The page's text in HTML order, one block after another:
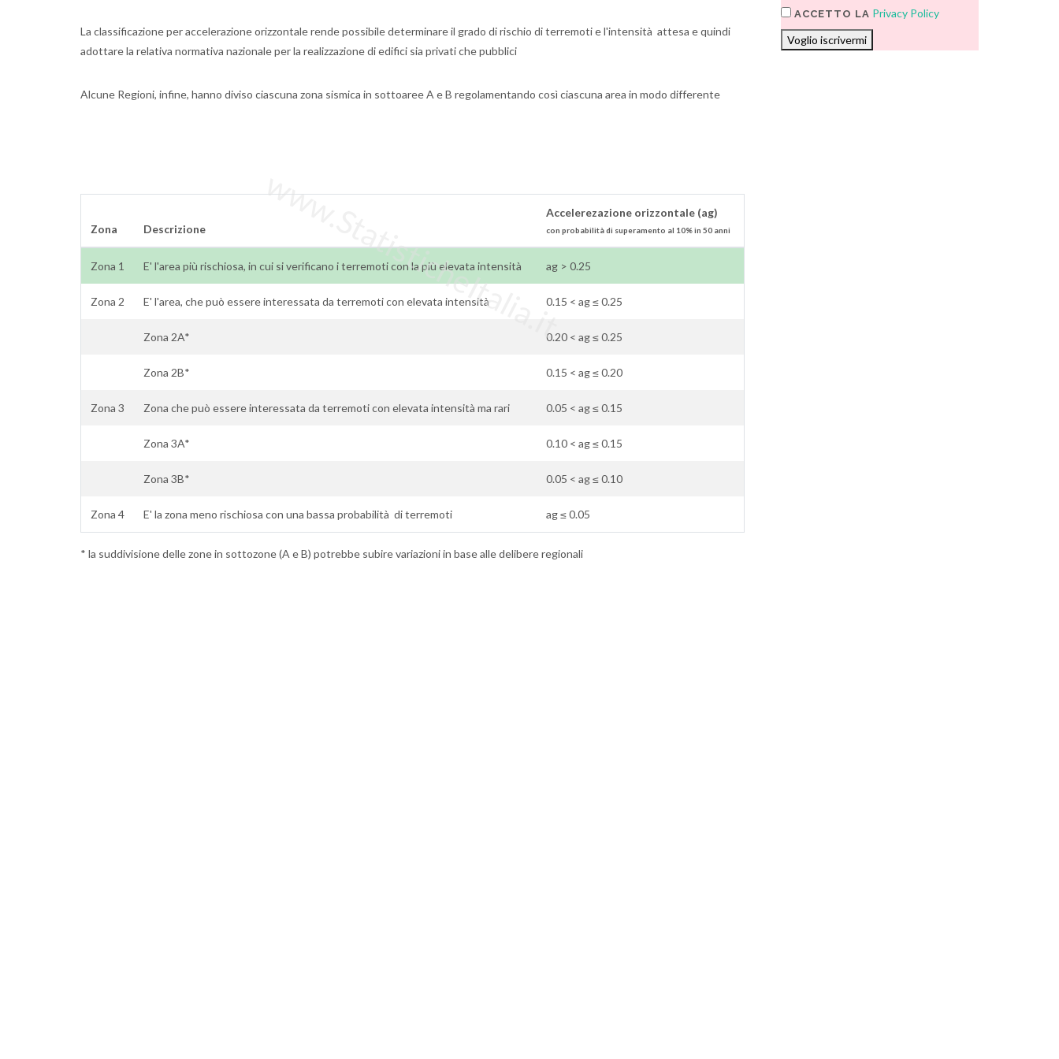
La classificazione per accelerazione orizzontale rende possibile determinare il grado di rischio di terremoti e l'intensità attesa e quindi
adottare la relativa normativa nazionale per la realizzazione di edifici sia privati che pubblici
Alcune Regioni, infine, hanno diviso ciascuna zona sismica in sottoaree A e B regolamentando così ciascuna area in modo differente
Zona Descrizione
Accelerezazione orizzontale (ag)
con probabilità di superamento al 10% in 50 anni
Zona 1 E' l'area più rischiosa, in cui si verificano i terremoti con la più elevata intensità ag > 0.25
Zona 2 E' l'area, che può essere interessata da terremoti con elevata intensità 0.15 < ag ≤ 0.25
Zona 2A* 0.20 < ag ≤ 0.25
Zona 2B* 0.15 < ag ≤ 0.20
Zona 3 Zona che può essere interessata da terremoti con elevata intensità ma rari 0.05 < ag ≤ 0.15
Zona 3A* 0.10 < ag ≤ 0.15
Zona 3B* 0.05 < ag ≤ 0.10
Zona 4 E' la zona meno rischiosa con una bassa probabilità di terremoti ag ≤ 0.05
www.StatisticheItalia.it
* la suddivisione delle zone in sottozone (A e B) potrebbe subire variazioni in base alle delibere regionali
ACCETTO LA Privacy Policy
Voglio iscrivermi